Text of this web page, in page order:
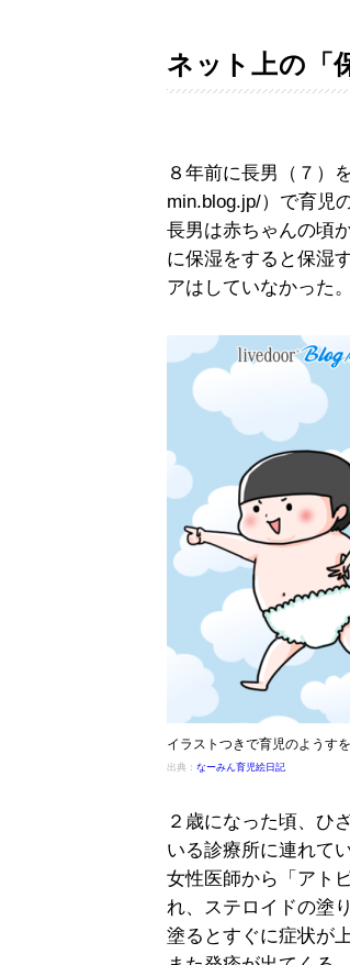
ネット上の「
８年前に長男（７）
min.blog.jp/）で育児
長男は赤ちゃんの頃
に保湿をすると保湿
アはしていなかった。
イラストつきで育児のようす
出典： なーみん育児絵日記
２歳になった頃、ひ
いる診療所に連れてい
女性医師から「アト
れ、ステロイドの塗
塗るとすぐに症状が